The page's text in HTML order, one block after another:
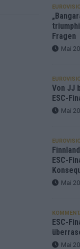
Fragen
Mai
Von JJ
ESC-
Mai
ESC-
Mai
ESC-
Mai